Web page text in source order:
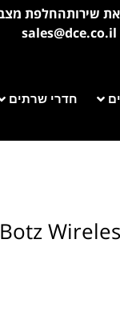
שירותהחלפת
sales@dce.co.il
חדרי שרתים